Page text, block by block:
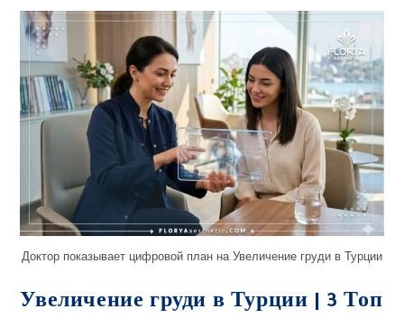
Доктор показывает цифровой план на Увеличение груди в Турции
Увеличение груди в Турции | 3 Топ